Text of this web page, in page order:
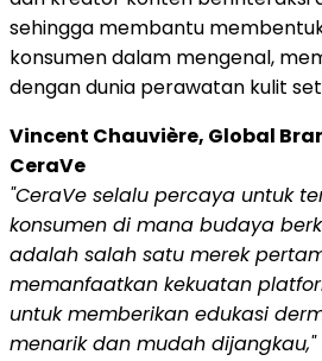
sehingga membantu
konsumen dalam mengenal,
dengan dunia perawatan kulit
Vincent Chauvière, Global
CeraVe
"CeraVe selalu percaya untuk
konsumen di mana budaya
adalah salah satu merek
memanfaatkan kekuatan
untuk memberikan edukasi
menarik dan mudah